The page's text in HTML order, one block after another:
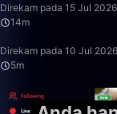
Direkam pada 15 Jul
14m
Direkam pada 10 Jul
5m